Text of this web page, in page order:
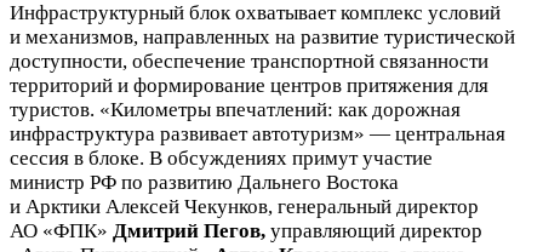
Инфраструктурный блок охватывает комплекс условий
и механизмов, направленных на развитие туристической
доступности, обеспечение транспортной связанности
территорий и формирование центров притяжения для
туристов. «Километры впечатлений: как дорожная
инфраструктура развивает автотуризм» — центральная
сессия в блоке. В обсуждениях примут участие
министр РФ по развитию Дальнего Востока
и Арктики Алексей Чекунков, генеральный директор
АО «ФПК» Дмитрий Пегов, управляющий директор